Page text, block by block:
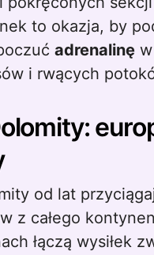
to okazja, by
adrenalinę
i rwących
od lat
z całego
łączą wysiłek